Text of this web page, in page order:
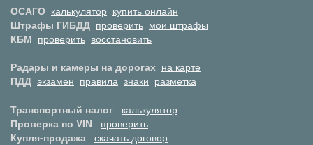
ОСАГО калькулятор купить онлайн
Штрафы ГИБДД проверить мои штрафы
КБМ проверить восстановить
Радары и камеры на дорогах на карте
ПДД экзамен правила знаки разметка
Транспортный налог
калькулятор
Проверка по VIN
проверить
Купля-продажа скачать договор